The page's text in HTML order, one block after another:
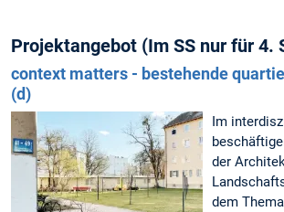
Projektangebot (Im SS nur für 4.
context matters - bestehende
(d)
Im
der
dem